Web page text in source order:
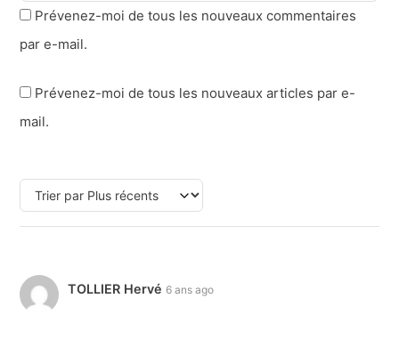
Prévenez-moi de tous les nouveaux commentaires
par e-mail.
Prévenez-moi de tous les nouveaux articles par e-
mail.
TOLLIER Hervé 6 ans ago